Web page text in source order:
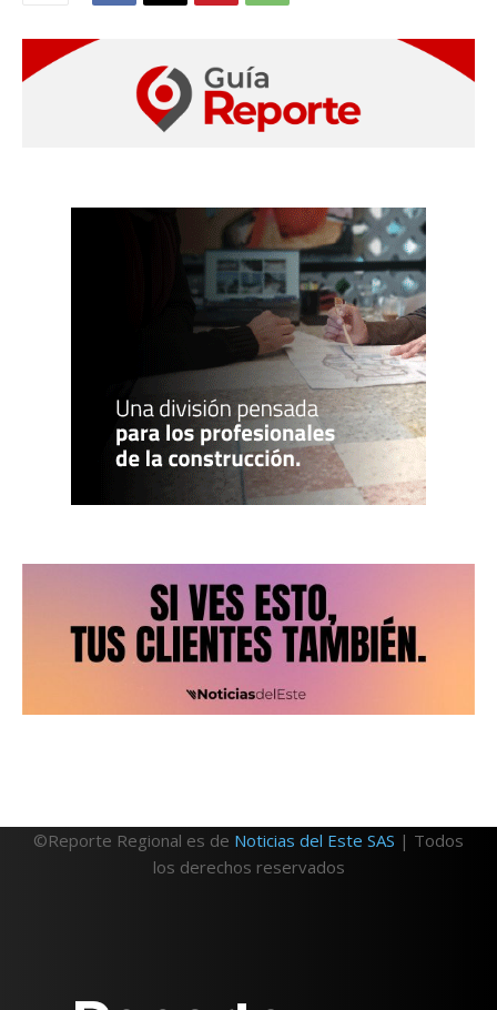
©Reporte Regional es de Noticias del Este SAS | Todos
los derechos reservados